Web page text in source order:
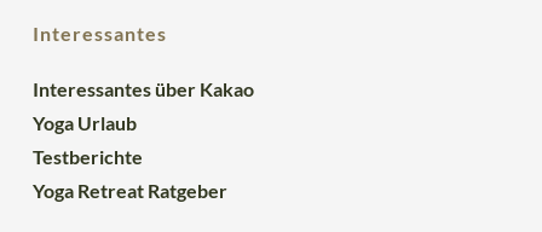
Interessantes
Interessantes über Kakao
Yoga Urlaub
Testberichte
Yoga Retreat Ratgeber